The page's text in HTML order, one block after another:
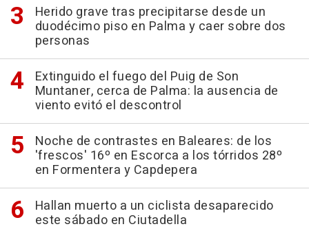
Herido grave tras precipitarse desde un
duodécimo piso en Palma y caer sobre dos
personas
Extinguido el fuego del Puig de Son
Muntaner, cerca de Palma: la ausencia de
viento evitó el descontrol
Noche de contrastes en Baleares: de los
'frescos' 16º en Escorca a los tórridos 28º
en Formentera y Capdepera
Hallan muerto a un ciclista desaparecido
este sábado en Ciutadella